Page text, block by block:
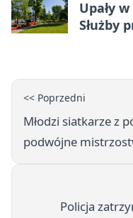
Upały
Służby
<< Poprzedni
Młodzi siatkarze z
podwójne
Policja